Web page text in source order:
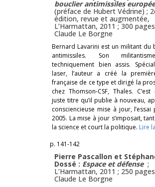
bouclier antimissiles
(préface de Hubert Védrine) ;
édition, revue et augmentée,
L’Harmattan, 2011 ; 300
Claude Le Borgne
Bernard Lavarini est un militant du
antimissiles. Son
techniquement bien assis.
laser, l’auteur a créé la
française de ce type et dirigé la
chez Thomson-CSF, Thales.
juste titre qu’il publie à nouveau,
consciencieuse mise à jour, l’essai
2005. La mise à jour s’imposait,
la science et court la politique. Lire
p. 141-142
Pierre Pascallon et
Dossé : Espace et défense ;
L’Harmattan, 2011 ; 250
Claude Le Borgne